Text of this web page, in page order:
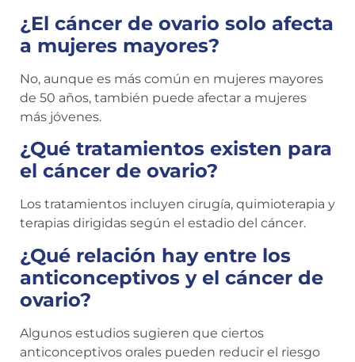
¿El cáncer de ovario solo afecta
a mujeres mayores?
No, aunque es más común en mujeres mayores
de 50 años, también puede afectar a mujeres
más jóvenes.
¿Qué tratamientos existen para
el cáncer de ovario?
Los tratamientos incluyen cirugía, quimioterapia y
terapias dirigidas según el estadio del cáncer.
¿Qué relación hay entre los
anticonceptivos y el cáncer de
ovario?
Algunos estudios sugieren que ciertos
anticonceptivos orales pueden reducir el riesgo